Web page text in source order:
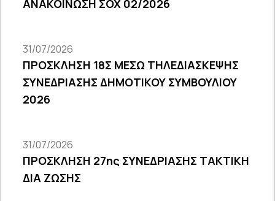
ΑΝΑΚΟΙΝΩΣΗ ΣΟΧ 02/2026
31/07/2026
ΠΡΟΣΚΛΗΣΗ 18Σ ΜΕΣΩ ΤΗΛΕΔΙΑΣΚΕΨΗΣ
ΣΥΝΕΔΡΙΑΣΗΣ ΔΗΜΟΤΙΚΟΥ ΣΥΜΒΟΥΛΙΟΥ
2026
31/07/2026
ΠΡΟΣΚΛΗΣΗ 27ης ΣΥΝΕΔΡΙΑΣΗΣ ΤΑΚΤΙΚΗ
ΔΙΑ ΖΩΣΗΣ